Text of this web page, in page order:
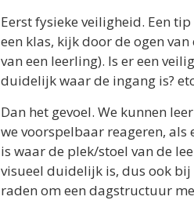
Eerst fysieke veiligheid. Een
een klas, kijk door de ogen
van een leerling). Is er een
duidelijk waar de ingang is?
Dan het gevoel. We kunnen
we voorspelbaar reageren,
is waar de plek/stoel van de
visueel duidelijk is, dus ook
raden om een dagstructuur